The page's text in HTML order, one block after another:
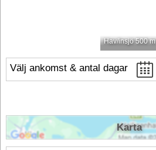
Hav/insjö 500 m
Välj ankomst & antal dagar
Karta